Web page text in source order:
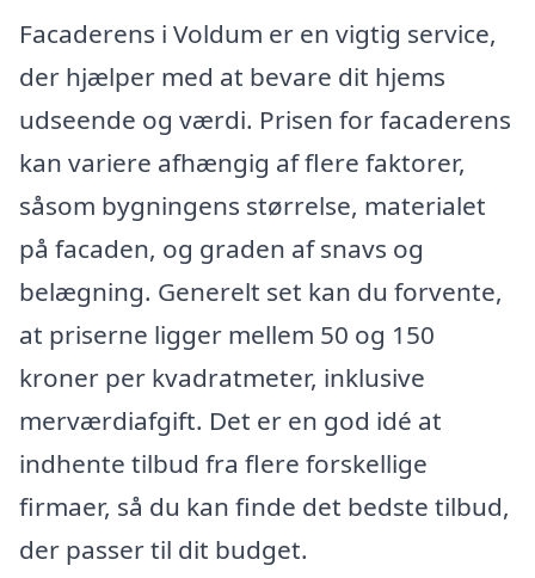
Facaderens i Voldum er en vigtig service,
der hjælper med at bevare dit hjems
udseende og værdi. Prisen for facaderens
kan variere afhængig af flere faktorer,
såsom bygningens størrelse, materialet
på facaden, og graden af snavs og
belægning. Generelt set kan du forvente,
at priserne ligger mellem 50 og 150
kroner per kvadratmeter, inklusive
merværdiafgift. Det er en god idé at
indhente tilbud fra flere forskellige
firmaer, så du kan finde det bedste tilbud,
der passer til dit budget.